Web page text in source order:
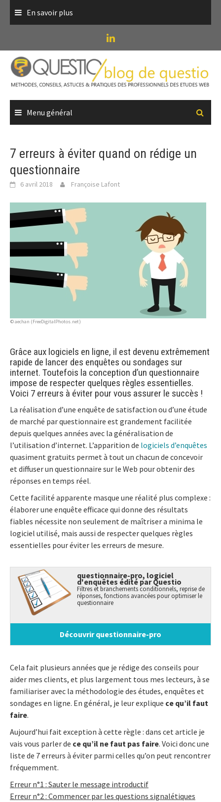
En savoir plus
Menu général
7 erreurs à éviter quand on rédige un
questionnaire
6 avril 2018 Françoise Lafont
© aechan (FreeDigitalPhotos.net)
Grâce aux logiciels en ligne, il est devenu extrêmement
rapide de lancer des enquêtes ou sondages sur
internet. Toutefois la conception d’un questionnaire
impose de respecter quelques règles essentielles.
Voici 7 erreurs à éviter pour vous assurer le succès !
La réalisation d’une enquête de satisfaction ou d’une étude
de marché par questionnaire est grandement facilitée
depuis quelques années avec la généralisation de
l’utilisation d’internet. L’apparition de logiciels d’enquêtes
quasiment gratuits permet à tout un chacun de concevoir
et diffuser un questionnaire sur le Web pour obtenir des
réponses en temps réel.
Cette facilité apparente masque une réalité plus complexe :
élaborer une enquête efficace qui donne des résultats
fiables nécessite non seulement de maîtriser a minima le
logiciel utilisé, mais aussi de respecter quelques règles
essentielles pour éviter les erreurs de mesure.
questionnaire-pro, logiciel
d'enquêtes édité par Questio
Filtres et branchements conditionnels, reprise de
réponses, fonctions avancées pour optimiser le
questionnaire
Découvrir questionnaire-pro
Cela fait plusieurs années que je rédige des conseils pour
aider mes clients, et plus largement tous mes lecteurs, à se
familiariser avec la méthodologie des études, enquêtes et
sondages en ligne. En général, je leur explique ce qu’il faut
faire.
Aujourd’hui fait exception à cette règle : dans cet article je
vais vous parler de ce qu’il ne faut pas faire. Voici donc une
liste de 7 erreurs à éviter parmi celles qu’on peut rencontrer
fréquemment.
Erreur n°1 : Sauter le message introductif
Erreur n°2 : Commencer par les questions signalétiques